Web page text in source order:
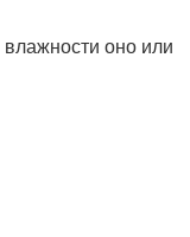
оно или